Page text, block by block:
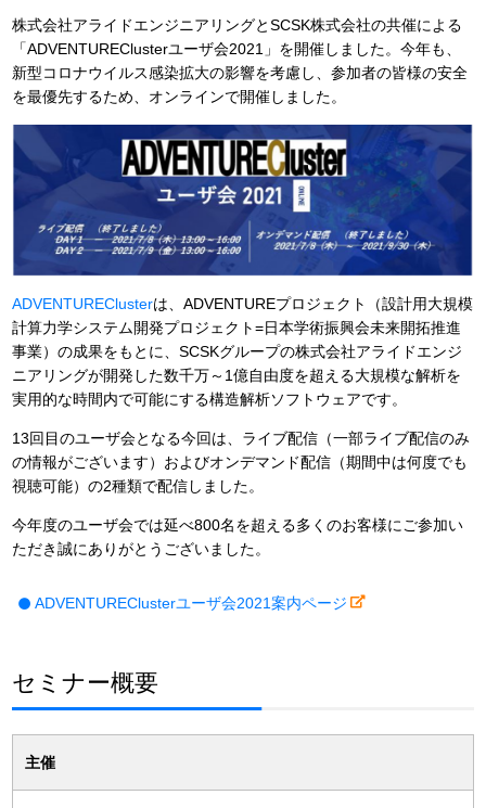
株式会社アライドエンジニアリングとSCSK株式会社の共催による
「ADVENTUREClusterユーザ会2021」を開催しました。今年も、
新型コロナウイルス感染拡大の影響を考慮し、参加者の皆様の安全
を最優先するため、オンラインで開催しました。
ADVENTUREClusterは、ADVENTUREプロジェクト（設計用大規模
計算力学システム開発プロジェクト=日本学術振興会未来開拓推進
事業）の成果をもとに、SCSKグループの株式会社アライドエンジ
ニアリングが開発した数千万～1億自由度を超える大規模な解析を
実用的な時間内で可能にする構造解析ソフトウェアです。
13回目のユーザ会となる今回は、ライブ配信（一部ライブ配信のみ
の情報がございます）およびオンデマンド配信（期間中は何度でも
視聴可能）の2種類で配信しました。
今年度のユーザ会では延べ800名を超える多くのお客様にご参加い
ただき誠にありがとうございました。
ADVENTUREClusterユーザ会2021案内ページ
セミナー概要
主催